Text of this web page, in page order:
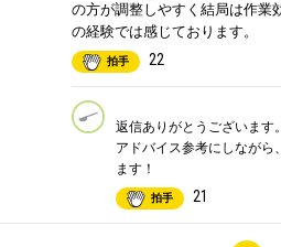
の方が調整しやすく結局は作業
の経験では感じております。
拍手 22
返信ありがとうございます。
アドバイス参考にしながら
ます！
拍手 21